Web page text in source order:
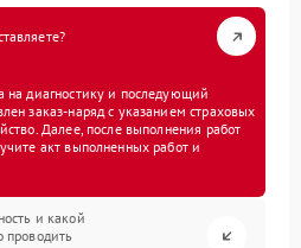
на диагностику и последующий
заказ-наряд с указанием страховых
Далее, после выполнения работ
акт выполненных работ и
и какой
проводить